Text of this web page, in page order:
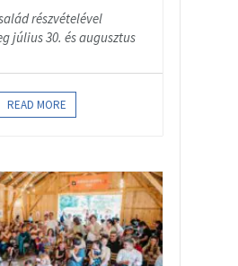
részvételével
július 30. és augusztus
READ MORE